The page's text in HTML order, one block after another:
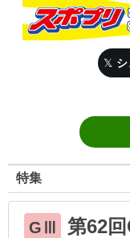
特集
GⅢ 第62